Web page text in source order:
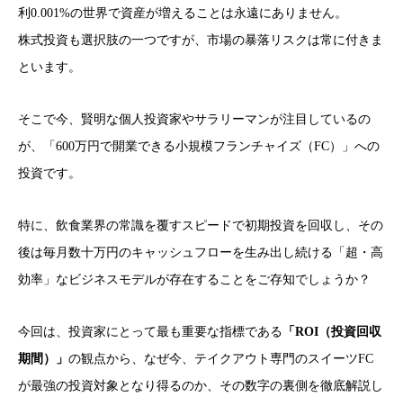
利0.001%の世界で資産が増えることは永遠にありません。
株式投資も選択肢の一つですが、市場の暴落リスクは常に付きま
といます。
そこで今、賢明な個人投資家やサラリーマンが注目しているの
が、「600万円で開業できる小規模フランチャイズ（FC）」への
投資です。
特に、飲食業界の常識を覆すスピードで初期投資を回収し、その
後は毎月数十万円のキャッシュフローを生み出し続ける「超・高
効率」なビジネスモデルが存在することをご存知でしょうか？
今回は、投資家にとって最も重要な指標である 「ROI（投資回収
期間）」 の観点から、なぜ今、テイクアウト専門のスイーツFC
が最強の投資対象となり得るのか、その数字の裏側を徹底解説し